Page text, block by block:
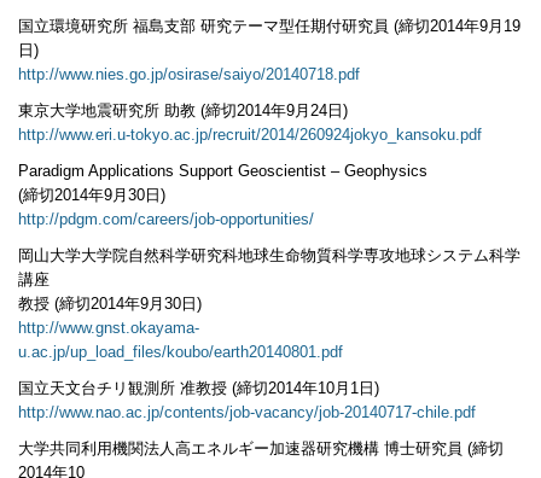
国立環境研究所 福島支部 研究テーマ型任期付研究員 (締切2014年9月19
日)
http://www.nies.go.jp/osirase/saiyo/20140718.pdf
東京大学地震研究所 助教 (締切2014年9月24日)
http://www.eri.u-tokyo.ac.jp/recruit/2014/260924jokyo_kansoku.pdf
Paradigm Applications Support Geoscientist – Geophysics
(締切2014年9月30日)
http://pdgm.com/careers/job-opportunities/
岡山大学大学院自然科学研究科地球生命物質科学専攻地球システム科学
講座
教授 (締切2014年9月30日)
http://www.gnst.okayama-
u.ac.jp/up_load_files/koubo/earth20140801.pdf
国立天文台チリ観測所 准教授 (締切2014年10月1日)
http://www.nao.ac.jp/contents/job-vacancy/job-20140717-chile.pdf
大学共同利用機関法人高エネルギー加速器研究機構 博士研究員 (締切
2014年10